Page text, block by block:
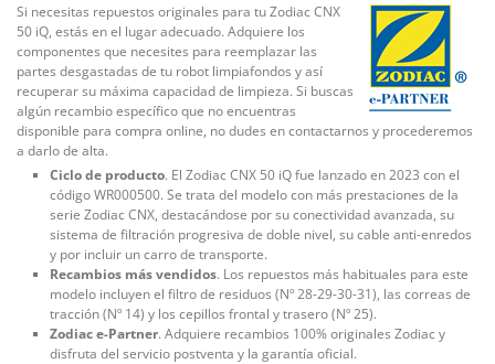
Si necesitas repuestos originales para tu Zodiac CNX
50 iQ, estás en el lugar adecuado. Adquiere los
componentes que necesites para reemplazar las
partes desgastadas de tu robot limpiafondos y así
recuperar su máxima capacidad de limpieza. Si buscas
algún recambio específico que no encuentras
disponible para compra online, no dudes en contactarnos y procederemos
a darlo de alta.
Ciclo de producto. El Zodiac CNX 50 iQ fue lanzado en 2023 con el
código WR000500. Se trata del modelo con más prestaciones de la
serie Zodiac CNX, destacándose por su conectividad avanzada, su
sistema de filtración progresiva de doble nivel, su cable anti-enredos
y por incluir un carro de transporte.
Recambios más vendidos. Los repuestos más habituales para este
modelo incluyen el filtro de residuos (Nº 28-29-30-31), las correas de
tracción (Nº 14) y los cepillos frontal y trasero (Nº 25).
Zodiac e-Partner. Adquiere recambios 100% originales Zodiac y
disfruta del servicio postventa y la garantía oficial.